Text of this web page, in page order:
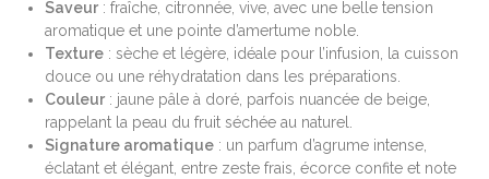
Saveur: fraîche, citronnée, vive, avec une belle tension
aromatique et une pointe d’amertume noble.
Texture: sèche et légère, idéale pour l’infusion, la cuisson
douce ou une réhydratation dans les préparations.
Couleur: jaune pâle à doré, parfois nuancée de beige,
rappelant la peau du fruit séchée au naturel.
Signature aromatique: un parfum d’agrume intense,
éclatant et élégant, entre zeste frais, écorce confite et note